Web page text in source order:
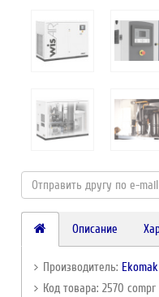
Описание
Производитель: Ekomak
Код товара: 2570 compr